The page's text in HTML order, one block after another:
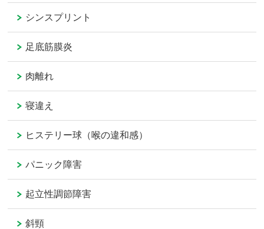
シンスプリント
足底筋膜炎
肉離れ
寝違え
ヒステリー球（喉の違和感）
パニック障害
起立性調節障害
斜頸